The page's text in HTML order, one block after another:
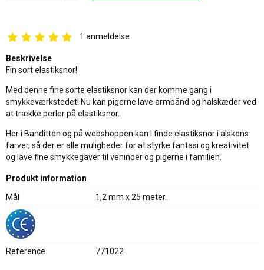
1 anmeldelse
Beskrivelse
Fin sort elastiksnor!
Med denne fine sorte elastiksnor kan der komme gang i
smykkeværkstedet! Nu kan pigerne lave armbånd og halskæder ved
at trække perler på elastiksnor.
Her i Banditten og på webshoppen kan I finde elastiksnor i alskens
farver, så der er alle muligheder for at styrke fantasi og kreativitet
og lave fine smykkegaver til veninder og pigerne i familien.
Produkt information
Mål
1,2 mm x 25 meter.
Reference 771022